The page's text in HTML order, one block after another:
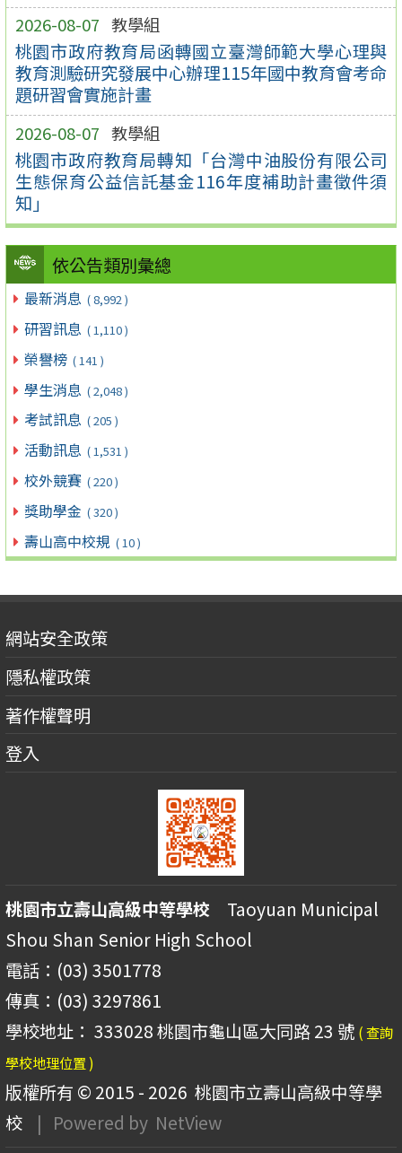
2026-08-07 教學組
桃園市政府教育局函轉國立臺灣師範大學心理與
教育測驗研究發展中心辦理115年國中教育會考命
題研習會實施計畫
2026-08-07 教學組
桃園市政府教育局轉知「台灣中油股份有限公司
生態保育公益信託基金116年度補助計畫徵件須
知」
依公告類別彙總
最新消息 ( 8,992 )
研習訊息 ( 1,110 )
榮譽榜 ( 141 )
學生消息 ( 2,048 )
考試訊息 ( 205 )
活動訊息 ( 1,531 )
校外競賽 ( 220 )
獎助學金 ( 320 )
壽山高中校規 ( 10 )
網站安全政策
隱私權政策
著作權聲明
登入
桃園市立壽山高級中等學校 Taoyuan Municipal
Shou Shan Senior High School
電話：(03) 3501778
傳真：(03) 3297861
學校地址： 333028 桃園市龜山區大同路 23 號 ( 查詢
學校地理位置 )
版權所有 © 2015 - 2026 桃園市立壽山高級中等學
校
| Powered by NetView